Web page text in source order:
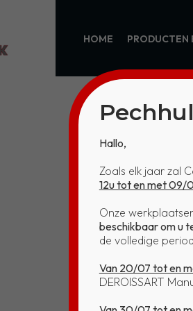
HOME PRODUCTEN
KO 13228
Hallo,
Zoals elk jaar zal
12u tot en met 09/
Onze
beschikbaar om u
de volledige
Van 20/07 tot en
DEROISSART